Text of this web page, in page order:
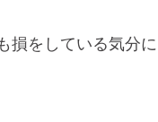
損をしている気分に